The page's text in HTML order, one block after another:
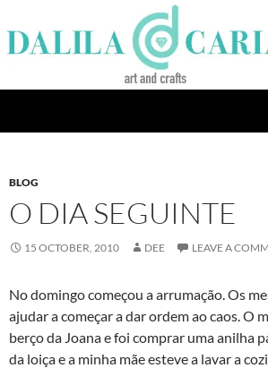
to
content
BLOG
O DIA SEGUINTE
15 OCTOBER, 2010 DEE LEAVE A
No domingo começou a arrumação. Os
ajudar a começar a dar ordem ao caos. O
berço da Joana e foi comprar uma anilha
da loiça e a minha mãe esteve a lavar a